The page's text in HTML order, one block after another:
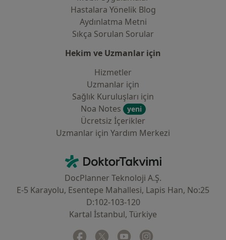
Hastalara Yönelik Blog
Aydınlatma Metni
Sıkça Sorulan Sorular
Hekim ve Uzmanlar için
Hizmetler
Uzmanlar için
Sağlık Kuruluşları için
Noa Notes
yeni
Ücretsiz İçerikler
Uzmanlar için Yardım Merkezi
DoktorTakvimi - Ana Sayfa
DocPlanner Teknoloji A.Ş.
E-5 Karayolu, Esentepe Mahallesi, Lapis Han, No:25
D:102-103-120
Kartal İstanbul, Türkiye
Facebook
yeni bir sekmede açılır
Twitter
yeni bir sekmede açılır
Youtube
yeni bir sekmede açılır